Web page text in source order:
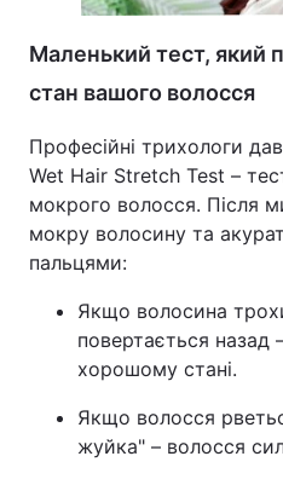
Маленький тест, який
стан вашого волосся
Професійні трихологи
Wet Hair Stretch Test –
мокрого волосся. Після
мокру волосину та
пальцями:
Якщо волосина
повертається назад
хорошому стані.
Якщо волосся
жуйка" – волосся